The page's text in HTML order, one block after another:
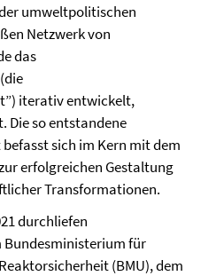
umweltpolitischen
Netzwerk von
das
iterativ entwickelt,
Die so entstandene
sich im Kern mit dem
erfolgreichen Gestaltung
Transformationen.
durchliefen
für
(BMU), dem